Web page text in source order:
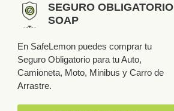
SEGURO OBLIGATORIO
SOAP
En SafeLemon puedes comprar tu
Seguro Obligatorio para tu Auto,
Camioneta, Moto, Minibus y Carro de
Arrastre.